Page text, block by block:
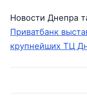
Новости Днепра
Приватбанк
крупнейших ТЦ